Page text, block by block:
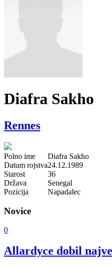
Diafra Sakho
Rennes
Polno ime
Diafra Sakho
Datum rojstva24.12.1989
Starost
36
Država
Senegal
Pozicija
Napadalec
Novice
0
Allardyce dobil